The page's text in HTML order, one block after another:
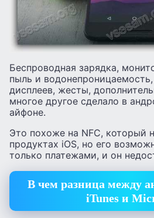
Беспроводная зарядка,
пыль и
дисплеев, жесты,
многое другое сделало в
айфоне.
Это похоже на NFC, который
продуктах iOS, но его
только платежами, и он
В чем разница между
iTunes и